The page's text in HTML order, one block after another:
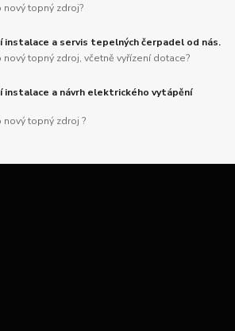
nový topný zdroj?
instalace a servis tepelných čerpadel od nás.
nový topný zdroj, včetně vyřízení dotace?
instalace a návrh elektrického vytápění
nový topný zdroj ?